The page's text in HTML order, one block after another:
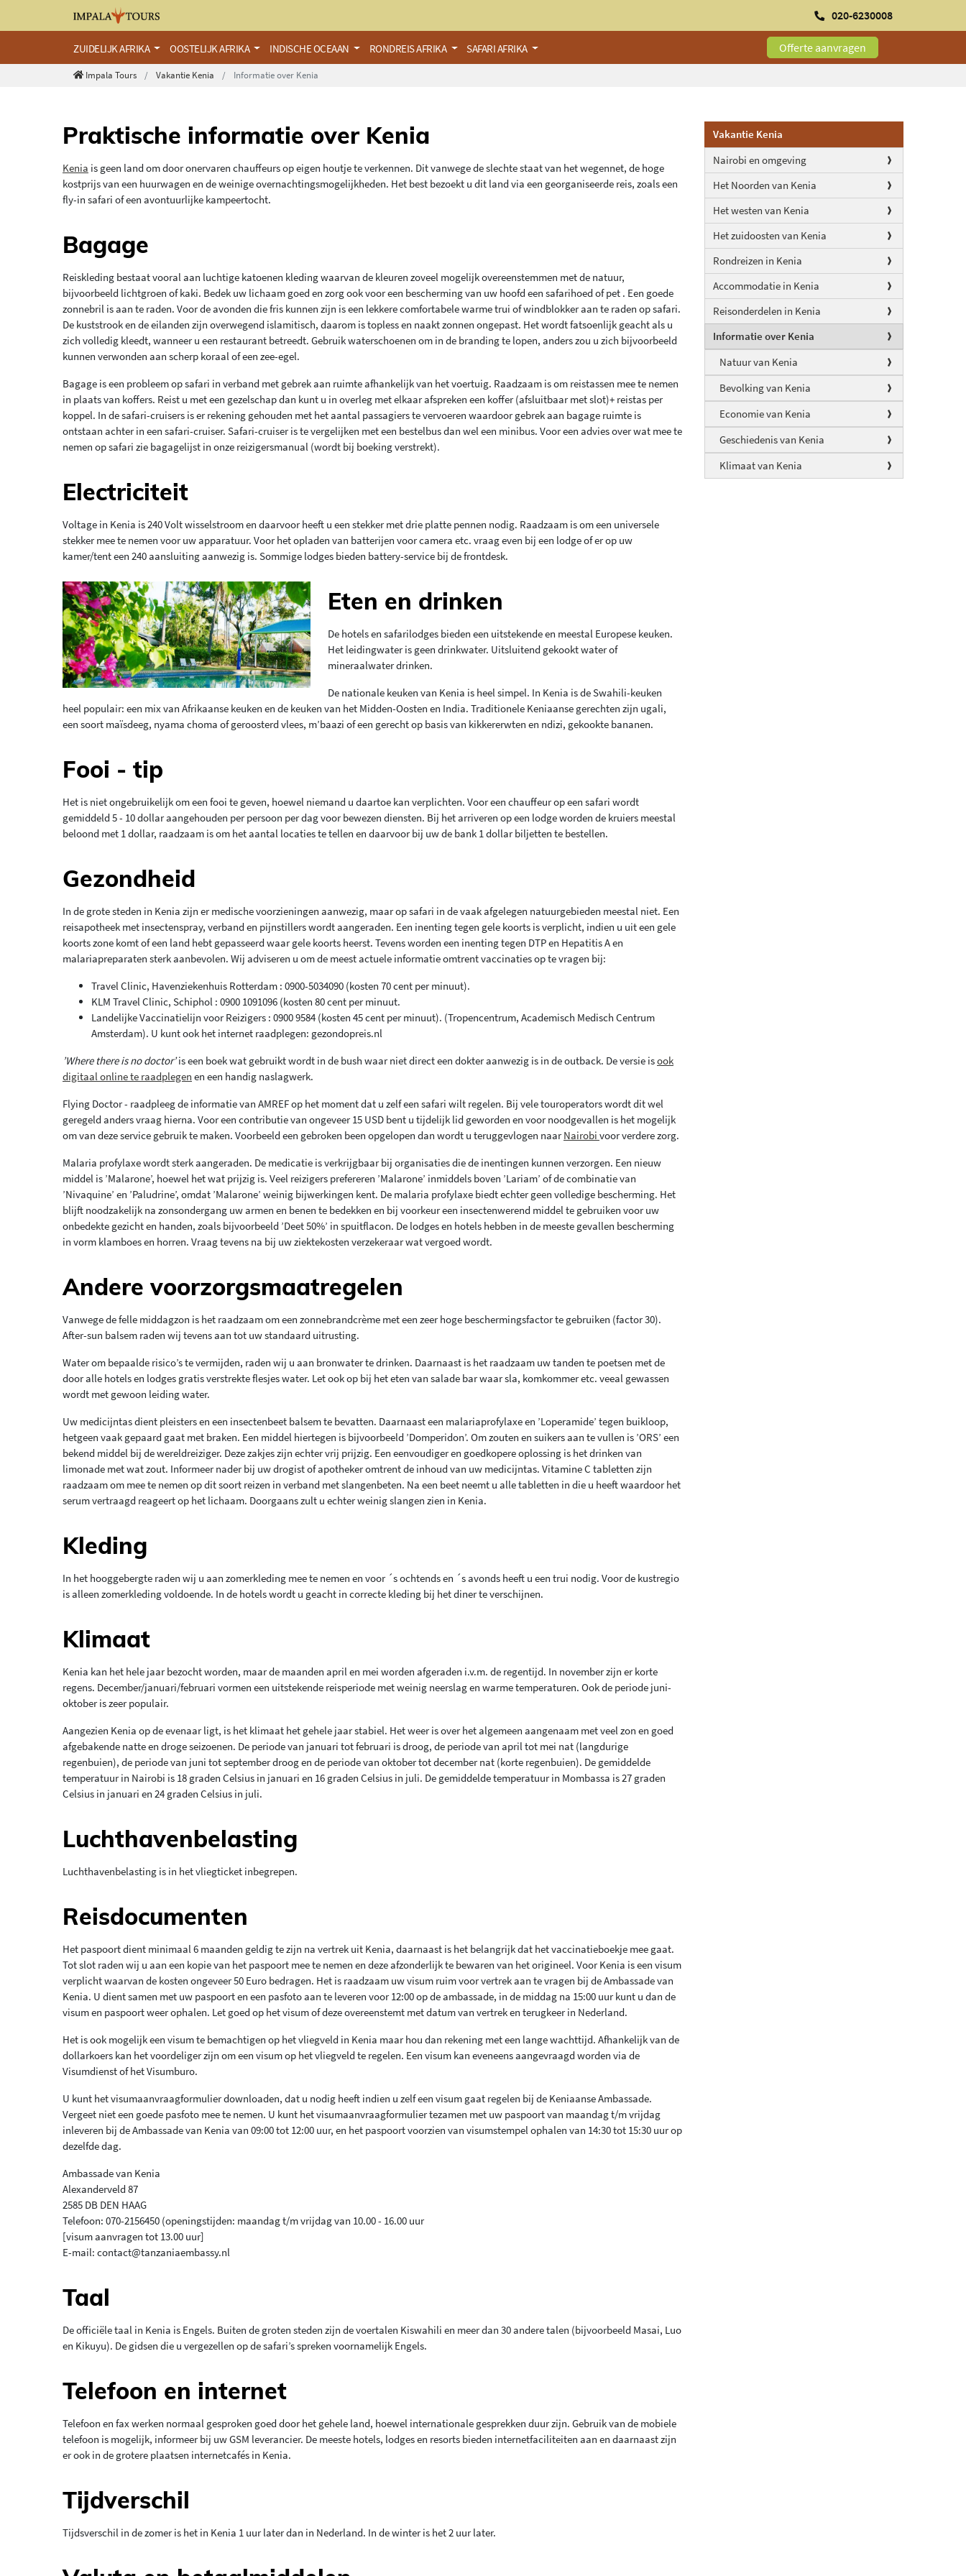
020-6230008
ZUIDELIJK AFRIKA OOSTELIJK AFRIKA INDISCHE OCEAAN RONDREIS AFRIKA SAFARI AFRIKA Offerte aanvragen
Impala Tours Vakantie Kenia Informatie over Kenia
Vakantie Kenia
Nairobi en omgeving
Het Noorden van Kenia
Het westen van Kenia
Het zuidoosten van Kenia
Rondreizen in Kenia
Accommodatie in Kenia
Reisonderdelen in Kenia
Informatie over Kenia
Natuur van Kenia
Bevolking van Kenia
Economie van Kenia
Geschiedenis van Kenia
Klimaat van Kenia
Praktische informatie over Kenia
Kenia is geen land om door onervaren chauffeurs op eigen houtje te verkennen. Dit vanwege de slechte staat van het wegennet, de hoge
kostprijs van een huurwagen en de weinige overnachtingsmogelijkheden. Het best bezoekt u dit land via een georganiseerde reis, zoals een
fly-in safari of een avontuurlijke kampeertocht.
Bagage
Reiskleding bestaat vooral aan luchtige katoenen kleding waarvan de kleuren zoveel mogelijk overeenstemmen met de natuur,
bijvoorbeeld lichtgroen of kaki. Bedek uw lichaam goed en zorg ook voor een bescherming van uw hoofd een safarihoed of pet . Een goede
zonnebril is aan te raden. Voor de avonden die fris kunnen zijn is een lekkere comfortabele warme trui of windblokker aan te raden op safari.
De kuststrook en de eilanden zijn overwegend islamitisch, daarom is topless en naakt zonnen ongepast. Het wordt fatsoenlijk geacht als u
zich volledig kleedt, wanneer u een restaurant betreedt. Gebruik waterschoenen om in de branding te lopen, anders zou u zich bijvoorbeeld
kunnen verwonden aan scherp koraal of een zee-egel.
Bagage is een probleem op safari in verband met gebrek aan ruimte afhankelijk van het voertuig. Raadzaam is om reistassen mee te nemen
in plaats van koffers. Reist u met een gezelschap dan kunt u in overleg met elkaar afspreken een koffer (afsluitbaar met slot)+ reistas per
koppel. In de safari-cruisers is er rekening gehouden met het aantal passagiers te vervoeren waardoor gebrek aan bagage ruimte is
ontstaan achter in een safari-cruiser. Safari-cruiser is te vergelijken met een bestelbus dan wel een minibus. Voor een advies over wat mee te
nemen op safari zie bagagelijst in onze reizigersmanual (wordt bij boeking verstrekt).
Electriciteit
Voltage in Kenia is 240 Volt wisselstroom en daarvoor heeft u een stekker met drie platte pennen nodig. Raadzaam is om een universele
stekker mee te nemen voor uw apparatuur. Voor het opladen van batterijen voor camera etc. vraag even bij een lodge of er op uw
kamer/tent een 240 aansluiting aanwezig is. Sommige lodges bieden battery-service bij de frontdesk.
Eten en drinken
De hotels en safarilodges bieden een uitstekende en meestal Europese keuken.
Het leidingwater is geen drinkwater. Uitsluitend gekookt water of
mineraalwater drinken.
De nationale keuken van Kenia is heel simpel. In Kenia is de Swahili-keuken
heel populair: een mix van Afrikaanse keuken en de keuken van het Midden-Oosten en India. Traditionele Keniaanse gerechten zijn ugali,
een soort maïsdeeg, nyama choma of geroosterd vlees, m’baazi of een gerecht op basis van kikkererwten en ndizi, gekookte bananen.
Fooi - tip
Het is niet ongebruikelijk om een fooi te geven, hoewel niemand u daartoe kan verplichten. Voor een chauffeur op een safari wordt
gemiddeld 5 - 10 dollar aangehouden per persoon per dag voor bewezen diensten. Bij het arriveren op een lodge worden de kruiers meestal
beloond met 1 dollar, raadzaam is om het aantal locaties te tellen en daarvoor bij uw de bank 1 dollar biljetten te bestellen.
Gezondheid
In de grote steden in Kenia zijn er medische voorzieningen aanwezig, maar op safari in de vaak afgelegen natuurgebieden meestal niet. Een
reisapotheek met insectenspray, verband en pijnstillers wordt aangeraden. Een inenting tegen gele koorts is verplicht, indien u uit een gele
koorts zone komt of een land hebt gepasseerd waar gele koorts heerst. Tevens worden een inenting tegen DTP en Hepatitis A en
malariapreparaten sterk aanbevolen. Wij adviseren u om de meest actuele informatie omtrent vaccinaties op te vragen bij:
Travel Clinic, Havenziekenhuis Rotterdam : 0900-5034090 (kosten 70 cent per minuut).
KLM Travel Clinic, Schiphol : 0900 1091096 (kosten 80 cent per minuut.
Landelijke Vaccinatielijn voor Reizigers : 0900 9584 (kosten 45 cent per minuut). (Tropencentrum, Academisch Medisch Centrum
Amsterdam). U kunt ook het internet raadplegen: gezondopreis.nl
’Where there is no doctor’is een boek wat gebruikt wordt in de bush waar niet direct een dokter aanwezig is in de outback. De versie isook
digitaal online te raadplegen en een handig naslagwerk.
Flying Doctor - raadpleeg de informatie van AMREF op het moment dat u zelf een safari wilt regelen. Bij vele touroperators wordt dit wel
geregeld anders vraag hierna. Voor een contributie van ongeveer 15 USD bent u tijdelijk lid geworden en voor noodgevallen is het mogelijk
om van deze service gebruik te maken. Voorbeeld een gebroken been opgelopen dan wordt u teruggevlogen naarNairobi voor verdere zorg.
Malaria profylaxe wordt sterk aangeraden. De medicatie is verkrijgbaar bij organisaties die de inentingen kunnen verzorgen. Een nieuw
middel is ’Malarone’, hoewel het wat prijzig is. Veel reizigers prefereren ’Malarone’ inmiddels boven ’Lariam’ of de combinatie van
’Nivaquine’ en ’Paludrine’, omdat ’Malarone’ weinig bijwerkingen kent. De malaria profylaxe biedt echter geen volledige bescherming. Het
blijft noodzakelijk na zonsondergang uw armen en benen te bedekken en bij voorkeur een insectenwerend middel te gebruiken voor uw
onbedekte gezicht en handen, zoals bijvoorbeeld ’Deet 50%’ in spuitflacon. De lodges en hotels hebben in de meeste gevallen bescherming
in vorm klamboes en horren. Vraag tevens na bij uw ziektekosten verzekeraar wat vergoed wordt.
Andere voorzorgsmaatregelen
Vanwege de felle middagzon is het raadzaam om een zonnebrandcrème met een zeer hoge beschermingsfactor te gebruiken (factor 30).
After-sun balsem raden wij tevens aan tot uw standaard uitrusting.
Water om bepaalde risico’s te vermijden, raden wij u aan bronwater te drinken. Daarnaast is het raadzaam uw tanden te poetsen met de
door alle hotels en lodges gratis verstrekte flesjes water. Let ook op bij het eten van salade bar waar sla, komkommer etc. veeal gewassen
wordt met gewoon leiding water.
Uw medicijntas dient pleisters en een insectenbeet balsem te bevatten. Daarnaast een malariaprofylaxe en ’Loperamide’ tegen buikloop,
hetgeen vaak gepaard gaat met braken. Een middel hiertegen is bijvoorbeeld ’Domperidon’. Om zouten en suikers aan te vullen is ’ORS’ een
bekend middel bij de wereldreiziger. Deze zakjes zijn echter vrij prijzig. Een eenvoudiger en goedkopere oplossing is het drinken van
limonade met wat zout. Informeer nader bij uw drogist of apotheker omtrent de inhoud van uw medicijntas. Vitamine C tabletten zijn
raadzaam om mee te nemen op dit soort reizen in verband met slangenbeten. Na een beet neemt u alle tabletten in die u heeft waardoor het
serum vertraagd reageert op het lichaam. Doorgaans zult u echter weinig slangen zien in Kenia.
Kleding
In het hooggebergte raden wij u aan zomerkleding mee te nemen en voor ´s ochtends en ´s avonds heeft u een trui nodig. Voor de kustregio
is alleen zomerkleding voldoende. In de hotels wordt u geacht in correcte kleding bij het diner te verschijnen.
Klimaat
Kenia kan het hele jaar bezocht worden, maar de maanden april en mei worden afgeraden i.v.m. de regentijd. In november zijn er korte
regens. December/januari/februari vormen een uitstekende reisperiode met weinig neerslag en warme temperaturen. Ook de periode juni-
oktober is zeer populair.
Aangezien Kenia op de evenaar ligt, is het klimaat het gehele jaar stabiel. Het weer is over het algemeen aangenaam met veel zon en goed
afgebakende natte en droge seizoenen. De periode van januari tot februari is droog, de periode van april tot mei nat (langdurige
regenbuien), de periode van juni tot september droog en de periode van oktober tot december nat (korte regenbuien). De gemiddelde
temperatuur in Nairobi is 18 graden Celsius in januari en 16 graden Celsius in juli. De gemiddelde temperatuur in Mombassa is 27 graden
Celsius in januari en 24 graden Celsius in juli.
Luchthavenbelasting
Luchthavenbelasting is in het vliegticket inbegrepen.
Reisdocumenten
Het paspoort dient minimaal 6 maanden geldig te zijn na vertrek uit Kenia, daarnaast is het belangrijk dat het vaccinatieboekje mee gaat.
Tot slot raden wij u aan een kopie van het paspoort mee te nemen en deze afzonderlijk te bewaren van het origineel. Voor Kenia is een visum
verplicht waarvan de kosten ongeveer 50 Euro bedragen. Het is raadzaam uw visum ruim voor vertrek aan te vragen bij de Ambassade van
Kenia. U dient samen met uw paspoort en een pasfoto aan te leveren voor 12:00 op de ambassade, in de middag na 15:00 uur kunt u dan de
visum en paspoort weer ophalen. Let goed op het visum of deze overeenstemt met datum van vertrek en terugkeer in Nederland.
Het is ook mogelijk een visum te bemachtigen op het vliegveld in Kenia maar hou dan rekening met een lange wachttijd. Afhankelijk van de
dollarkoers kan het voordeliger zijn om een visum op het vliegveld te regelen. Een visum kan eveneens aangevraagd worden via de
Visumdienst of het Visumburo.
U kunt het visumaanvraagformulier downloaden, dat u nodig heeft indien u zelf een visum gaat regelen bij de Keniaanse Ambassade.
Vergeet niet een goede pasfoto mee te nemen. U kunt het visumaanvraagformulier tezamen met uw paspoort van maandag t/m vrijdag
inleveren bij de Ambassade van Kenia van 09:00 tot 12:00 uur, en het paspoort voorzien van visumstempel ophalen van 14:30 tot 15:30 uur op
dezelfde dag.
Ambassade van Kenia
Alexanderveld 87
2585 DB DEN HAAG
Telefoon: 070-2156450 (openingstijden: maandag t/m vrijdag van 10.00 - 16.00 uur
[visum aanvragen tot 13.00 uur]
E-mail: contact@tanzaniaembassy.nl
Taal
De officiële taal in Kenia is Engels. Buiten de groten steden zijn de voertalen Kiswahili en meer dan 30 andere talen (bijvoorbeeld Masai, Luo
en Kikuyu). De gidsen die u vergezellen op de safari’s spreken voornamelijk Engels.
Telefoon en internet
Telefoon en fax werken normaal gesproken goed door het gehele land, hoewel internationale gesprekken duur zijn. Gebruik van de mobiele
telefoon is mogelijk, informeer bij uw GSM leverancier. De meeste hotels, lodges en resorts bieden internetfaciliteiten aan en daarnaast zijn
er ook in de grotere plaatsen internetcafés in Kenia.
Tijdverschil
Tijdsverschil in de zomer is het in Kenia 1 uur later dan in Nederland. In de winter is het 2 uur later.